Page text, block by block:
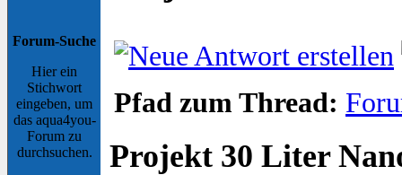
Forum-Suche
Hier ein
Stichwort
eingeben, um
das aqua4you-
Forum zu
durchsuchen.
Pfad zum Thread:
Projekt 30 Liter